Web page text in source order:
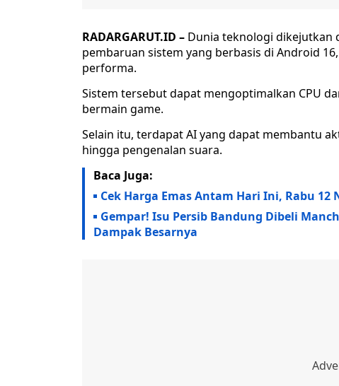
RADARGARUT.ID – Dunia teknologi dikejutkan
pembaruan sistem yang berbasis di Android
performa.
Sistem tersebut dapat mengoptimalkan CPU
bermain game.
Selain itu, terdapat AI yang dapat membantu
hingga pengenalan suara.
Baca Juga:
Cek Harga Emas Antam Hari Ini, Rabu 12
Gempar! Isu Persib Bandung Dibeli
Dampak Besarnya